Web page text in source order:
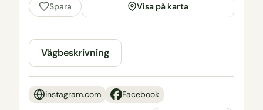
Spara Visa på karta
Vägbeskrivning
instagram.com Facebook